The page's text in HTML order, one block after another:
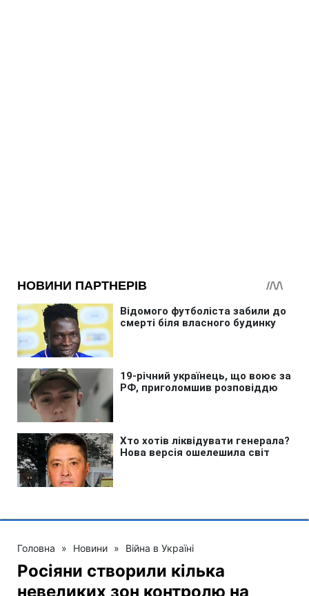
Головна » Новини » Війна в Україні
Росіяни створили кілька
невеликих зон контролю на